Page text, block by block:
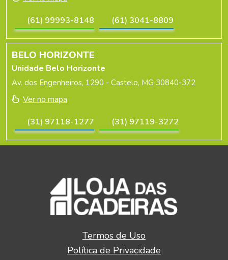
(61) 99993-8148
(61) 3041-8809
BELO HORIZONTE
Unidade Belo Horizonte
Av. dos Engenheiros, 1290 - Castelo, MG 30840-372
Ver no mapa
(31) 97118-1277
(31) 97119-3272
Termos de Uso
Política de Privacidade